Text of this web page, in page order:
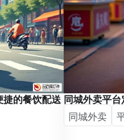
捷的餐饮配送 同城外卖平
同城外卖